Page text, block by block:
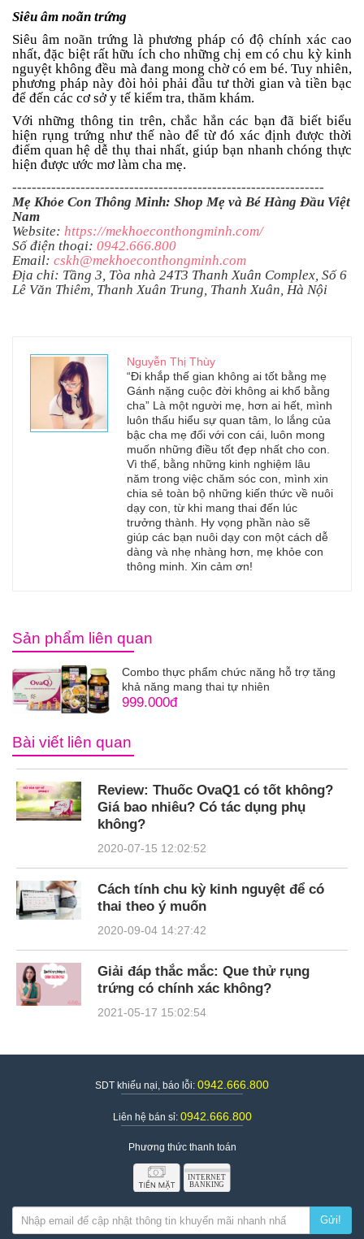
Siêu âm noãn trứng
Siêu âm noãn trứng là phương pháp có độ chính xác cao
nhất, đặc biệt rất hữu ích cho những chị em có chu kỳ kinh
nguyệt không đều mà đang mong chờ có em bé. Tuy nhiên,
phương pháp này đòi hỏi phải đầu tư thời gian và tiền bạc
để đến các cơ sở y tế kiểm tra, thăm khám.
Với những thông tin trên, chắc hẳn các bạn đã biết biểu
hiện rụng trứng như thế nào để từ đó xác định được thời
điểm quan hệ dễ thụ thai nhất, giúp bạn nhanh chóng thực
hiện được ước mơ làm cha mẹ.
----------------------------------------------------------------
Mẹ Khỏe Con Thông Minh: Shop Mẹ và Bé Hàng Đầu Việt
Nam
Website: https://mekhoeconthongminh.com/
Số điện thoại: 0942.666.800
Email: cskh@mekhoeconthongminh.com
Địa chỉ: Tầng 3, Tòa nhà 24T3 Thanh Xuân Complex, Số 6
Lê Văn Thiêm, Thanh Xuân Trung, Thanh Xuân, Hà Nội
Nguyễn Thị Thùy
“Đi khắp thế gian không ai tốt bằng mẹ
Gánh nặng cuộc đời không ai khổ bằng
cha” Là một người mẹ, hơn ai hết, mình
luôn thấu hiểu sự quan tâm, lo lắng của
bậc cha mẹ đối với con cái, luôn mong
muốn những điều tốt đẹp nhất cho con.
Vì thế, bằng những kinh nghiệm lâu
năm trong việc chăm sóc con, mình xin
chia sẻ toàn bộ những kiến thức về nuôi
dạy con, từ khi mang thai đến lúc
trưởng thành. Hy vọng phần nào sẽ
giúp các bạn nuôi dạy con một cách dễ
dàng và nhẹ nhàng hơn, mẹ khỏe con
thông minh. Xin cảm ơn!
Sản phẩm liên quan
Combo thực phẩm chức năng hỗ trợ tăng
khả năng mang thai tự nhiên
999.000đ
Bài viết liên quan
Review: Thuốc OvaQ1 có tốt không?
Giá bao nhiêu? Có tác dụng phụ
không?
2020-07-15 12:02:52
Cách tính chu kỳ kinh nguyệt để có
thai theo ý muốn
2020-09-04 14:27:42
Giải đáp thắc mắc: Que thử rụng
trứng có chính xác không?
2021-05-17 15:02:54
SDT khiếu nại, báo lỗi: 0942.666.800
Liên hệ bán sỉ: 0942.666.800
Phương thức thanh toán
Gửi!